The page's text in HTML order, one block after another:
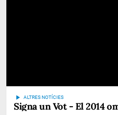
play_arrow ALTRES NOTÍCIES
Signa un Vot - El 2014